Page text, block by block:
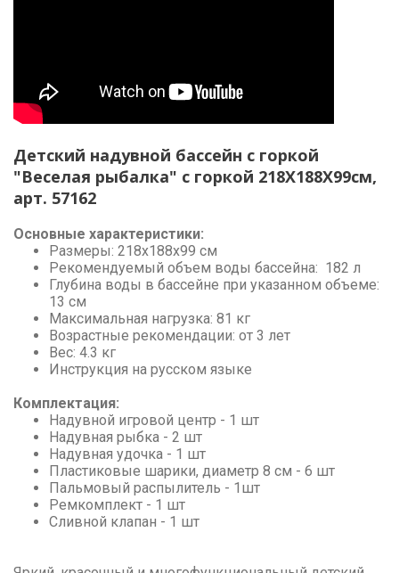
Детский надувной бассейн с горкой
"Веселая рыбалка" с горкой 218Х188Х99см,
арт. 57162
Основные характеристики:
Размеры: 218х188х99 см
Рекомендуемый объем воды бассейна: 182 л
Глубина воды в бассейне при указанном объеме:
13 см
Максимальная нагрузка: 81 кг
Возрастные рекомендации: от 3 лет
Вес: 4.3 кг
Инструкция на русском языке
Комплектация:
Надувной игровой центр - 1 шт
Надувная рыбка - 2 шт
Надувная удочка - 1 шт
Пластиковые шарики, диаметр 8 см - 6 шт
Пальмовый распылитель - 1шт
Ремкомплект - 1 шт
Сливной клапан - 1 шт